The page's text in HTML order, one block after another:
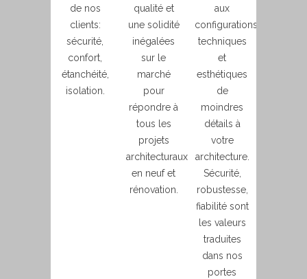
de nos
clients:
sécurité,
confort,
étanchéité,
isolation.
qualité et
une solidité
inégalées
sur le
marché
pour
répondre à
tous les
projets
architecturaux
en neuf et
rénovation.
aux
configurations
techniques
et
esthétiques
de
moindres
détails à
votre
architecture.
Sécurité,
robustesse,
fiabilité sont
les valeurs
traduites
dans nos
portes